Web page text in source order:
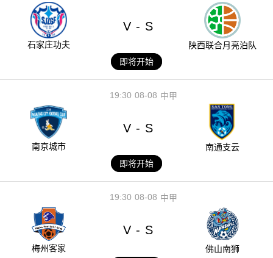
石家庄功夫
V - S
陕西联合月亮泊队
即将开始
08-08
19:30 中甲
南京城市
V - S
南通支云
即将开始
08-08
19:30 中甲
梅州客家
V - S
佛山南狮